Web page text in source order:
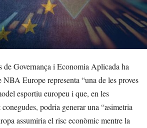
de Governança i Economia Aplicada ha
Europe representa “una de les proves
esportiu europeu i que, en les
podria generar una “asimetria
assumiria el risc econòmic mentre la